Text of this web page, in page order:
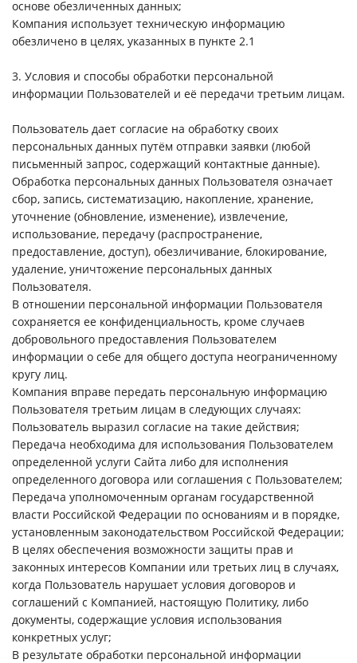
основе обезличенных данных;
Компания использует техническую информацию
обезличено в целях, указанных в пункте 2.1
3. Условия и способы обработки персональной
информации Пользователей и её передачи третьим лицам.
Пользователь дает согласие на обработку своих
персональных данных путём отправки заявки (любой
письменный запрос, содержащий контактные данные).
Обработка персональных данных Пользователя означает
сбор, запись, систематизацию, накопление, хранение,
уточнение (обновление, изменение), извлечение,
использование, передачу (распространение,
предоставление, доступ), обезличивание, блокирование,
удаление, уничтожение персональных данных
Пользователя.
В отношении персональной информации Пользователя
сохраняется ее конфиденциальность, кроме случаев
добровольного предоставления Пользователем
информации о себе для общего доступа неограниченному
кругу лиц.
Компания вправе передать персональную информацию
Пользователя третьим лицам в следующих случаях:
Пользователь выразил согласие на такие действия;
Передача необходима для использования Пользователем
определенной услуги Сайта либо для исполнения
определенного договора или соглашения с Пользователем;
Передача уполномоченным органам государственной
власти Российской Федерации по основаниям и в порядке,
установленным законодательством Российской Федерации;
В целях обеспечения возможности защиты прав и
законных интересов Компании или третьих лиц в случаях,
когда Пользователь нарушает условия договоров и
соглашений с Компанией, настоящую Политику, либо
документы, содержащие условия использования
конкретных услуг;
В результате обработки персональной информации